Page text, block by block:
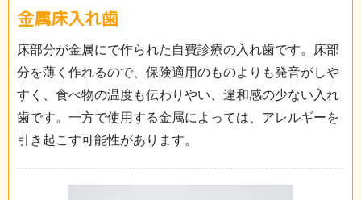
金属床入れ歯
床部分が金属にで作られた自費診療の入れ歯です。床部
分を薄く作れるので、保険適用のものよりも発音がしや
すく、食べ物の温度も伝わりやい、違和感の少ない入れ
歯です。一方で使用する金属によっては、アレルギーを
引き起こす可能性があります。